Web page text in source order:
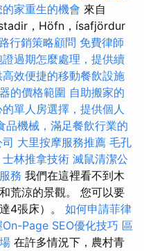
家重生的機會 來自
，Höfn，ísafjördur
行銷策略顧問 免費律師
證過期怎麼處理，提供續
效便捷的移動餐飲設施
的價格範圍 自助搬家的
單人房選擇，提供個人
品機械，滿足餐飲行業的
大里按摩服務推薦 毛孔
士林推拿技術 滅鼠清潔公
務 我們在這裡看不到木
荒涼的景觀。 您可以要
4張床）。 如何申請菲律
On-Page SEO優化技巧 區
在許多情況下，農村青